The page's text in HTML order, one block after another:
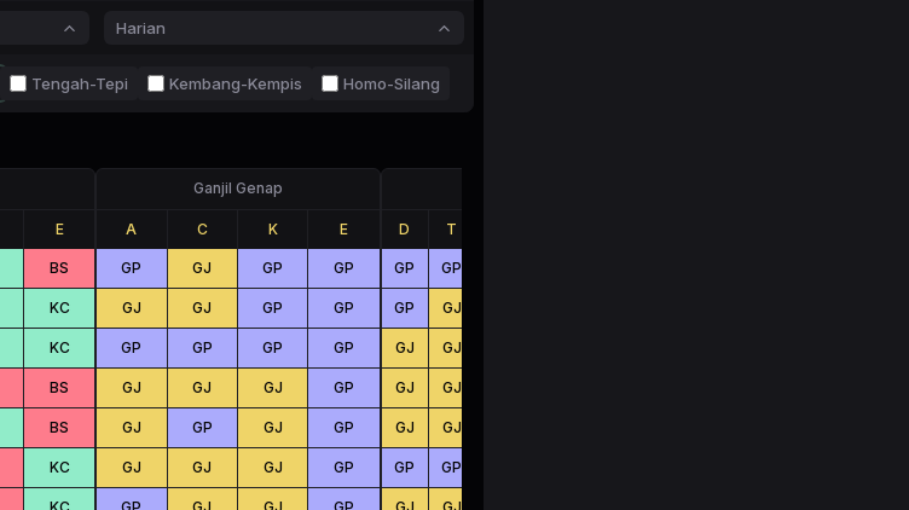
Harian
Tengah-Tepi Kembang-Kempis Homo-Silang
E
BS
KC
KC
BS
BS
KC
Ganjil Genap
A C K E
GP GJ GP GP
GJ GJ GP GP
GP GP GP GP
GJ GJ GJ GP
GJ GP GJ GP
GJ GJ GJ GP
D T
GP GP
GP GJ
GJ GJ
GJ GJ
GJ GJ
GP GP